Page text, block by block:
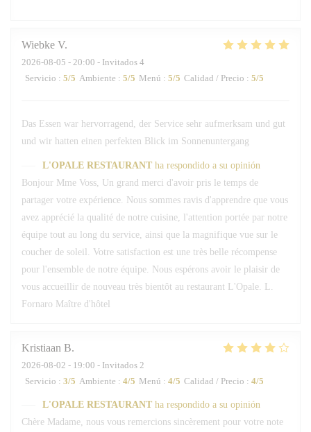
Wiebke V
2026-08-05 - 20:00 - Invitados 4
Servicio : 5/5 Ambiente : 5/5 Menú : 5/5 Calidad / Precio : 5/5
Das Essen war hervorragend, der Service sehr aufmerksam und gut
und wir hatten einen perfekten Blick im Sonnenuntergang
L'OPALE RESTAURANT ha respondido a su opinión
Bonjour Mme Voss, Un grand merci d'avoir pris le temps de
partager votre expérience. Nous sommes ravis d'apprendre que vous
avez apprécié la qualité de notre cuisine, l'attention portée par notre
équipe tout au long du service, ainsi que la magnifique vue sur le
coucher de soleil. Votre satisfaction est une très belle récompense
pour l'ensemble de notre équipe. Nous espérons avoir le plaisir de
vous accueillir de nouveau très bientôt au restaurant L'Opale. L.
Fornaro Maître d'hôtel
Kristiaan B
2026-08-02 - 19:00 - Invitados 2
Servicio : 3/5 Ambiente : 4/5 Menú : 4/5 Calidad / Precio : 4/5
L'OPALE RESTAURANT ha respondido a su opinión
Chère Madame, nous vous remercions sincèrement pour votre note